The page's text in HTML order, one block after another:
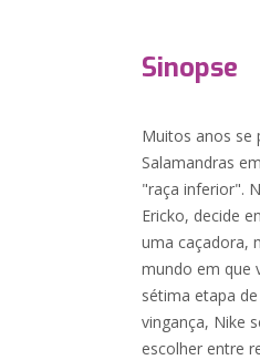
Sinopse
Muitos anos se
Salamandras
"raça inferior".
Ericko, decide
uma caçadora,
mundo em que
sétima etapa
vingança, Nike
escolher entre